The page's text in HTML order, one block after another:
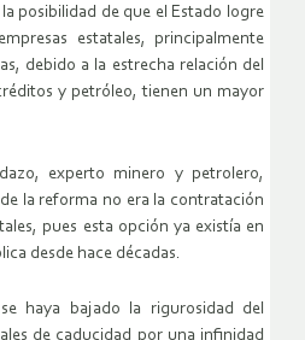
posibilidad de que el Estado logre
estatales, principalmente
debido a la estrecha relación del
y petróleo, tienen un mayor
experto minero y petrolero,
la reforma no era la contratación
pues esta opción ya existía en
desde hace décadas.
haya bajado la rigurosidad del
de caducidad por una infinidad